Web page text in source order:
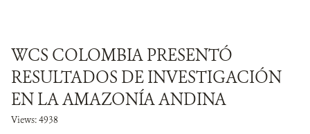
WCS COLOMBIA PRESENTÓ
RESULTADOS DE INVESTIGACIÓN
EN LA AMAZONÍA ANDINA
Views: 4938